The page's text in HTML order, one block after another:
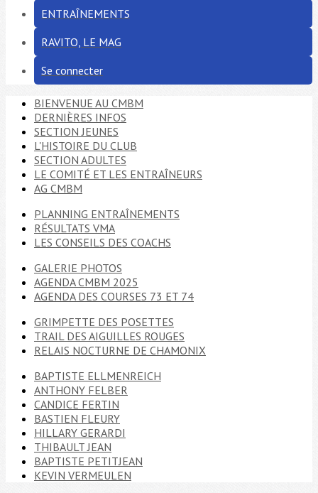
ENTRAÎNEMENTS
RAVITO, LE MAG
Se connecter
BIENVENUE AU CMBM
DERNIÈRES INFOS
SECTION JEUNES
L'HISTOIRE DU CLUB
SECTION ADULTES
LE COMITÉ ET LES ENTRAÎNEURS
AG CMBM
PLANNING ENTRAÎNEMENTS
RÉSULTATS VMA
LES CONSEILS DES COACHS
GALERIE PHOTOS
AGENDA CMBM 2025
AGENDA DES COURSES 73 ET 74
GRIMPETTE DES POSETTES
TRAIL DES AIGUILLES ROUGES
RELAIS NOCTURNE DE CHAMONIX
BAPTISTE ELLMENREICH
ANTHONY FELBER
CANDICE FERTIN
BASTIEN FLEURY
HILLARY GERARDI
THIBAULT JEAN
BAPTISTE PETITJEAN
KEVIN VERMEULEN